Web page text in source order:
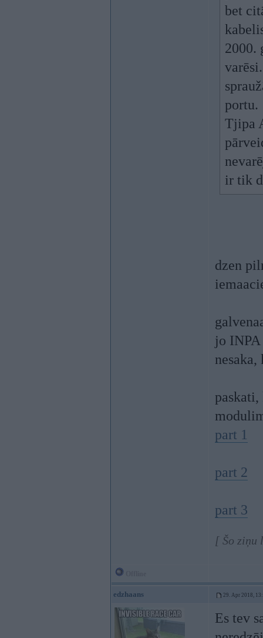
bet
2000.
portu.
Tjipa
ir tik
dzen
jo
part 1
part 2
part 3
[ Šo ziņu
edzhaans 29. Apr 2018,
Es tev